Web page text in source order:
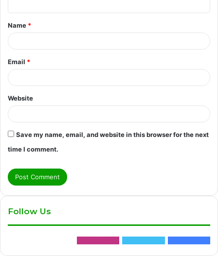
t
*
Name *
Email *
Website
Save my name, email, and website in this browser for the next
time I comment.
Follow Us